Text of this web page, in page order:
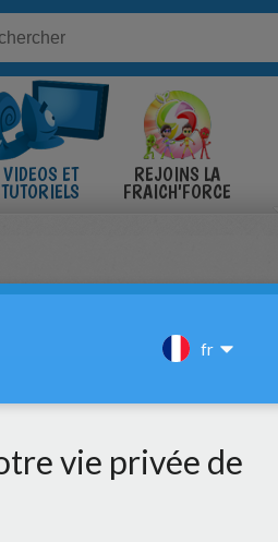
VIDÉOS ET
TUTORIELS
REJOINS LA
FRAICH'FORCE